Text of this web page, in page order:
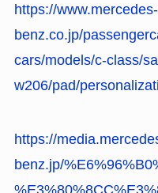
https://www.mercedes-
benz.co.jp/
cars/models/c-class/
w206/pad/
https://
benz.jp/